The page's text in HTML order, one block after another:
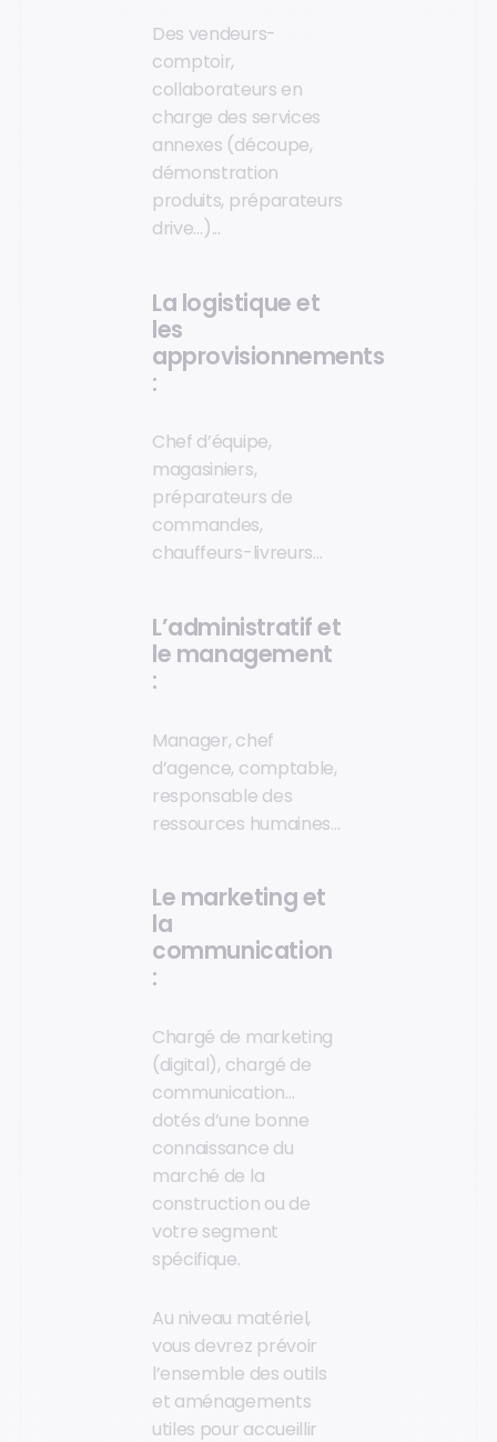
Des vendeurs-
comptoir,
collaborateurs en
charge des services
annexes (découpe,
démonstration
produits, préparateurs
drive…)...
La logistique et
les
approvisionnements
:
Chef d’équipe,
magasiniers,
préparateurs de
commandes,
chauffeurs-livreurs…
L’administratif et
le management
:
Manager, chef
d’agence, comptable,
responsable des
ressources humaines…
Le marketing et
la
communication
:
Chargé de marketing
(digital), chargé de
communication…
dotés d’une bonne
connaissance du
marché de la
construction ou de
votre segment
spécifique.
Au niveau matériel,
vous devrez prévoir
l’ensemble des outils
et aménagements
utiles pour accueillir